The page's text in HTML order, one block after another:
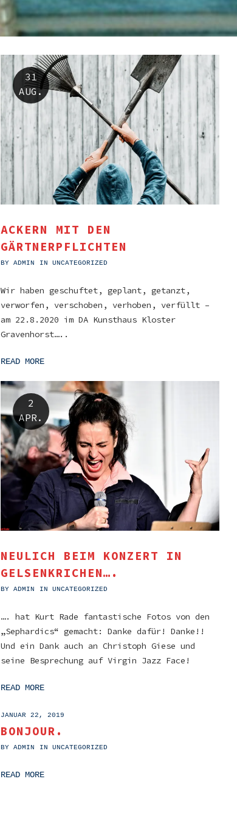
31
AUG.
ACKERN MIT DEN
GÄRTNERPFLICHTEN
BY ADMIN IN UNCATEGORIZED
Wir haben geschuftet, geplant, getanzt,
verworfen, verschoben, verhoben, verfüllt –
am 22.8.2020 im DA Kunsthaus Kloster
Gravenhorst…..
READ MORE
2
APR.
NEULICH BEIM KONZERT IN
GELSENKRICHEN….
BY ADMIN IN UNCATEGORIZED
…. hat Kurt Rade fantastische Fotos von den
„Sephardics“ gemacht: Danke dafür! Danke!!
Und ein Dank auch an Christoph Giese und
seine Besprechung auf Virgin Jazz Face!
READ MORE
ON
JANUAR 22, 2019
BONJOUR.
BY ADMIN IN UNCATEGORIZED
READ MORE